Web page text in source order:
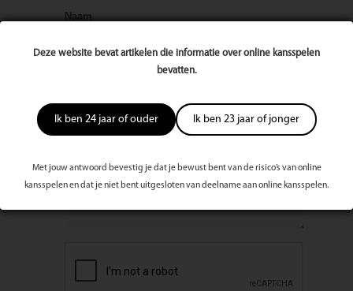
Deze website bevat artikelen die informatie over online kansspelen
bevatten.
Ik ben 24 jaar of ouder Ik ben 23 jaar of jonger
Met jouw antwoord bevestig je dat je bewust bent van de risico’s van online
kansspelen en dat je niet bent uitgesloten van deelname aan online kansspelen.
Naam
Bericht